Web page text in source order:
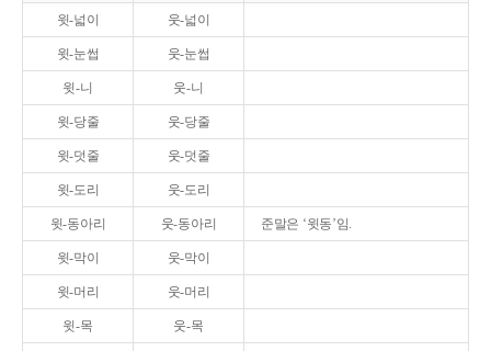
윗-넓이 웃-넓이
윗-눈썹 웃-눈썹
윗-니 웃-니
윗-당줄 웃-당줄
윗-덧줄 웃-덧줄
윗-도리 웃-도리
윗-동아리 웃-동아리 준말은 ‘윗동’임.
윗-막이 웃-막이
윗-머리 웃-머리
윗-목 웃-목